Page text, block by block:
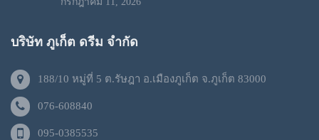
บริษัท ภูเก็ต ดรีม จำกัด
188/10 หมู่ที่ 5 ต.รัษฎา อ.เมืองภูเก็ต จ.ภูเก็ต 83000
076-608840
095-0385535